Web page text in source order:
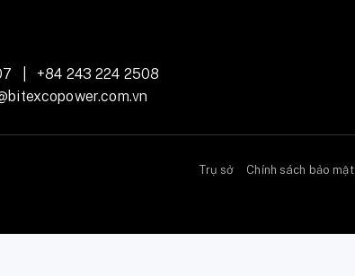
+84 243 224 2508
Trụ sở Chính sách bảo mật